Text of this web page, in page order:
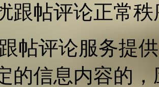
跟帖评论正常
帖评论服务提
的信息内容的